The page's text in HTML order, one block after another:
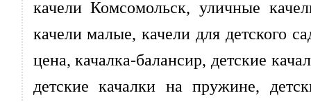
качели Комсомольск, уличные
качели малые, качели для детского
цена, качалка-балансир, детские
детские качалки на пружине,